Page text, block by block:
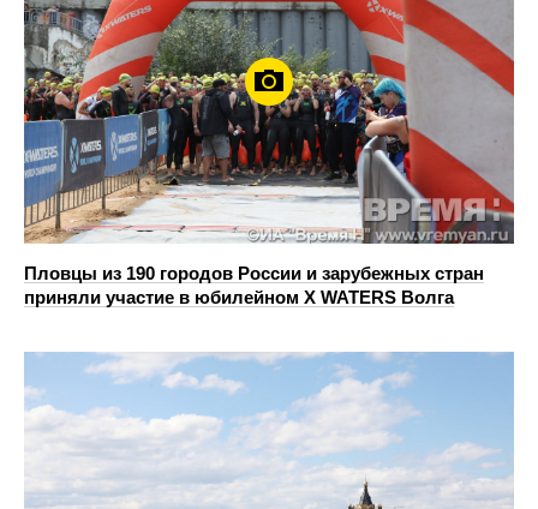
Пловцы из 190 городов России и зарубежных стран
приняли участие в юбилейном X WATERS Волга